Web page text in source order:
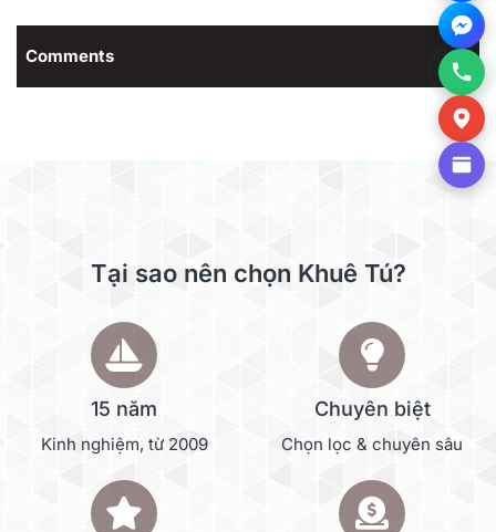
Comments
Tại sao nên chọn Khuê Tú?
15 năm
Kinh nghiệm, từ 2009
Chuyên biệt
Chọn lọc & chuyên sâu